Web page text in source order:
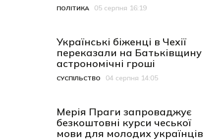
Категорія
ПОЛІТИКА
Дата публікації
05 серпня 16:19
Українські біженці в Чехії
переказали на Батьківщину
астрономічні гроші
Категорія
СУСПІЛЬСТВО
Дата публікації04 серпня 14:05
Мерія Праги запроваджує
безкоштовні курси чеської
мови для молодих українців